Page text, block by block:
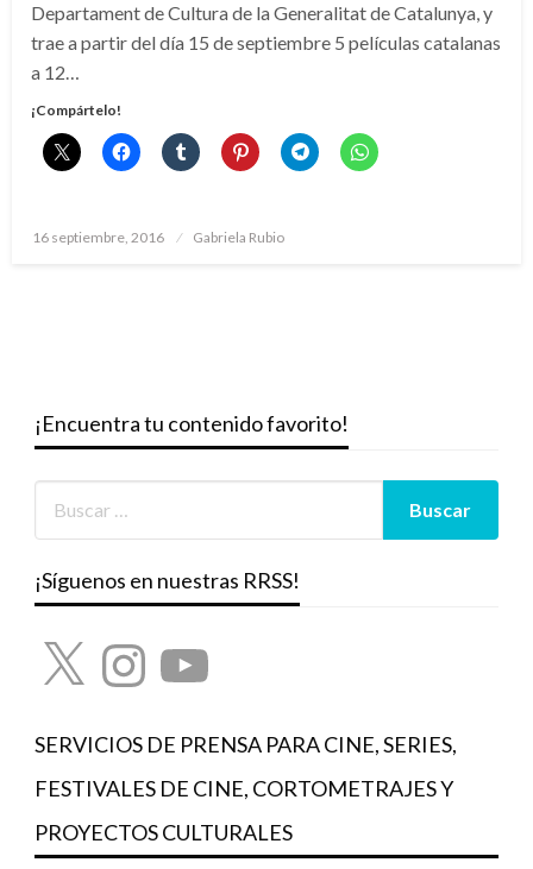
Departament de Cultura de la Generalitat de Catalunya, y
trae a partir del día 15 de septiembre 5 películas catalanas
a 12…
¡Compártelo!
Publicado
16 septiembre, 2016 Gabriela Rubio
¡Encuentra tu contenido favorito!
¡Síguenos en nuestras RRSS!
X InstagramYouTube
SERVICIOS DE PRENSA PARA CINE, SERIES,
FESTIVALES DE CINE, CORTOMETRAJES Y
PROYECTOS CULTURALES